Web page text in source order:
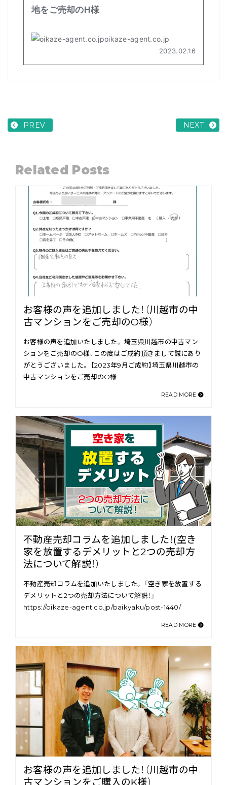
PREV NEXT
Related Posts
お客様の声を追加しました！（川越市の中
古マンションをご売却のO様）
お客様の声を追加いたしました。 埼玉県川越市の中古マン
ションをご売却のO様、この度はご成約頂きまして誠にあり
がとうございました。 【2023年9月ご成約】埼玉県川越市の
中古マンションをご売却のO様
READ MORE
不動産売却コラムを追加しました！(空き
家を放置するデメリットと2つの売却方
法について解説！）
不動産売却コラムを追加いたしました。 「空き家を放置する
デメリットと2つの売却方法について解説！」
https://oikaze-agent.co.jp/baikyaku/post-1440/
READ MORE
お客様の声を追加しました！（川越市の中
古マンションをご購入のK様）